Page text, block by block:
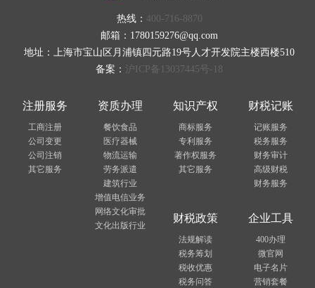
热线： 400-716-8870
邮箱：1780159276@qq.com
地址：上海市宝山区月浦镇四元路19号人才开发院主楼西楼510
备案： 沪ICP备13037445号-18
注册服务
工商注册
公司变更
公司注销
其它服务
资质办理
餐饮食品
医疗器械
物流运输
劳务派遣
建筑行业
增值电信业务
网络文化审批
文化出版行业
知识产权
商标服务
专利服务
著作权服务
其它服务
财税记账
记账服务
税务服务
财务审计
高级财税
财务服务
财税政策
法规解读
税务筹划
税收优惠
税务问答
企业工具
400办理
微官网
电子名片
营销套餐